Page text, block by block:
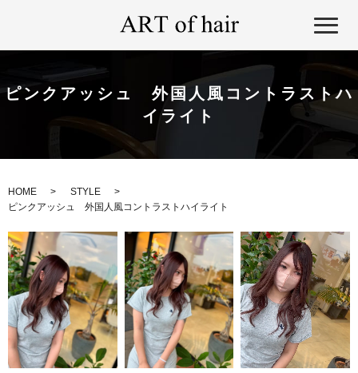
ピンクアッシュ 外国人風コントラストハ
イライト
HOME
STYLE
ピンクアッシュ 外国人風コントラストハイライト